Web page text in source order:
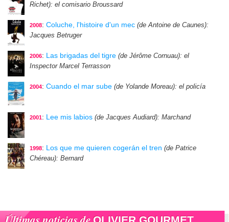
Richet): el comisario Broussard
2008: Coluche, l'histoire d'un mec (de Antoine de Caunes):
Jacques Betruger
2006: Las brigadas del tigre (de Jérôme Cornuau): el
Inspector Marcel Terrasson
2004: Cuando el mar sube (de Yolande Moreau): el policía
2001: Lee mis labios (de Jacques Audiard): Marchand
1998: Los que me quieren cogerán el tren (de Patrice
Chéreau): Bernard
OLIVIER GOURMET